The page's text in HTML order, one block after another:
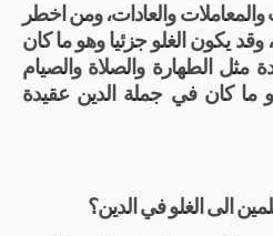
والمعاملات والعادات، ومن اخطر
وقد يكون الغلو جزئيا وهو ما كان
مثل الطهارة والصلاة والصيام
ما كان في جملة الدين عقيدة
الى الغلو في الدين؟